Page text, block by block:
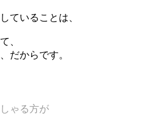
ていることは、
、
だからです。
ゃる方が